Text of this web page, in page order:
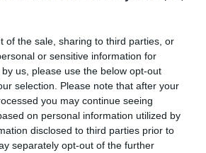
of the sale, sharing to third parties, or
or sensitive information for
us, please use the below opt-out
selection. Please note that after your
you may continue seeing
on personal information utilized by
disclosed to third parties prior to
separately opt-out of the further